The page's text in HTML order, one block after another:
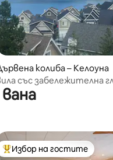
4,71 от 5, 21 отзива
колиба – Келоуна
със забележителна
La Casa Fintry
Най-популярен избор на
Избор на гостите